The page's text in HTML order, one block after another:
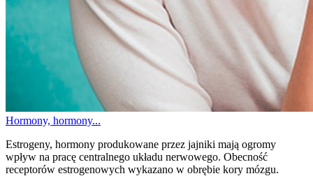
Hormony, hormony...
Estrogeny, hormony produkowane przez jajniki mają ogromy
wpływ na pracę centralnego układu nerwowego. Obecność
receptorów estrogenowych wykazano w obrębie kory mózgu.